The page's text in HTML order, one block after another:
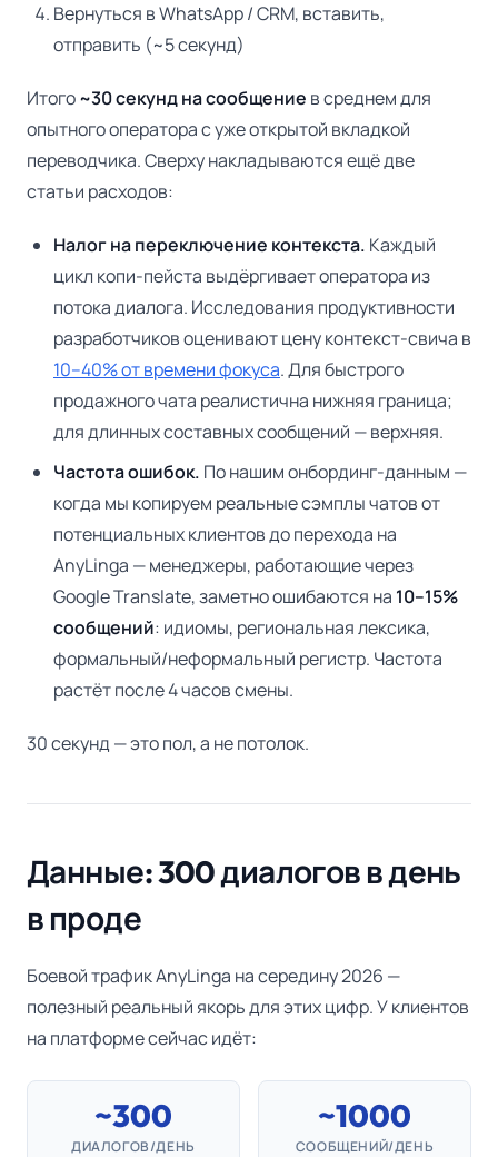
Вернуться в WhatsApp / CRM, вставить,
отправить (~5 секунд)
Итого~30 секунд на сообщение в среднем для
опытного оператора с уже открытой вкладкой
переводчика. Сверху накладываются ещё две
статьи расходов:
Налог на переключение контекста. Каждый
цикл копи-пейста выдёргивает оператора из
потока диалога. Исследования продуктивности
разработчиков оценивают цену контекст-свича в
10–40% от времени фокуса. Для быстрого
продажного чата реалистична нижняя граница;
для длинных составных сообщений — верхняя.
Частота ошибок. По нашим онбординг-данным —
когда мы копируем реальные сэмплы чатов от
потенциальных клиентов до перехода на
AnyLinga — менеджеры, работающие через
Google Translate, заметно ошибаются на 10–15%
сообщений: идиомы, региональная лексика,
формальный/неформальный регистр. Частота
растёт после 4 часов смены.
30 секунд — это пол, а не потолок.
Данные: 300 диалогов в день
в проде
Боевой трафик AnyLinga на середину 2026 —
полезный реальный якорь для этих цифр. У клиентов
на платформе сейчас идёт:
~300
ДИАЛОГОВ/ДЕНЬ
~1000
СООБЩЕНИЙ/ДЕНЬ